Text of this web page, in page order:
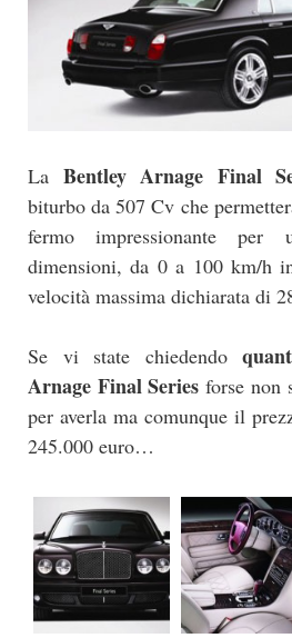
La Bentley Arnage Final
biturbo da 507 Cv che
fermo impressionante
dimensioni, da 0 a 100 km/h
velocità massima dichiarata di
Se vi state chiedendo
Arnage Final Series forse non
per averla ma comunque il
245.000 euro…